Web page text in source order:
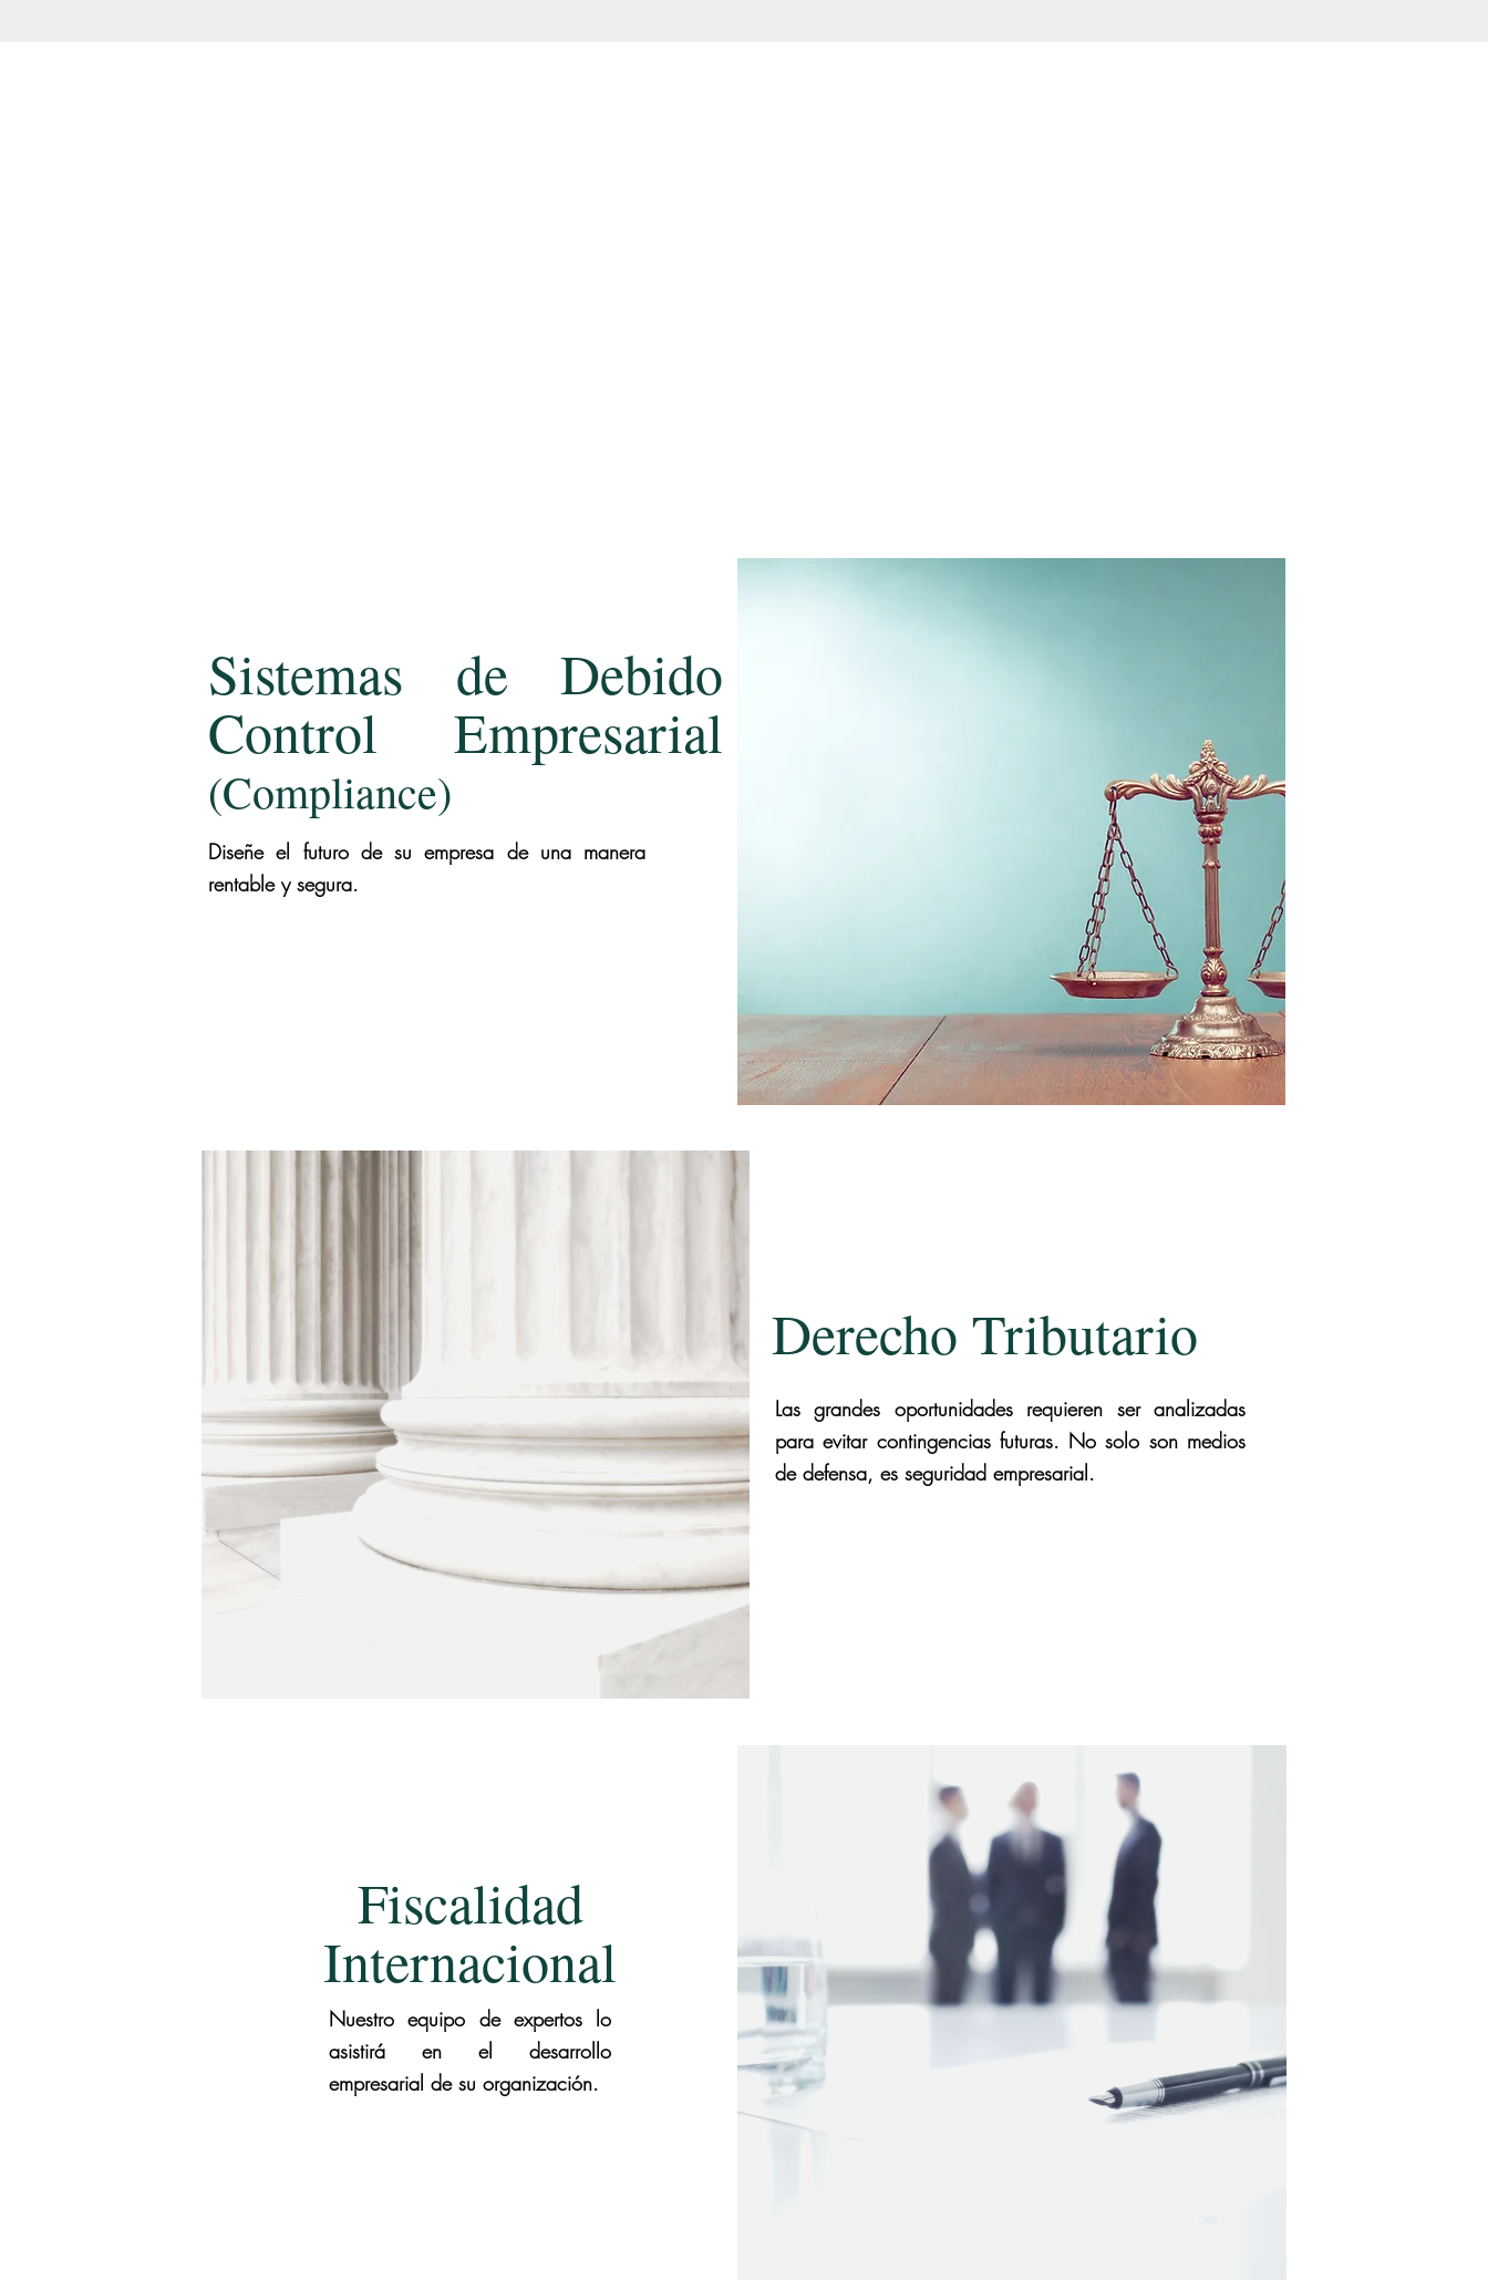
Sistemas de Debido
Control Empresarial
(Compliance)
Diseñe el futuro de su empresa de una manera
rentable y segura.
Derecho Tributario
Las grandes oportunidades requieren ser analizadas
para evitar contingencias futuras. No solo son medios
de defensa, es seguridad empresarial.
Fiscalidad
Internacional
Nuestro equipo de expertos lo
asistirá en el desarrollo
empresarial de su organización.